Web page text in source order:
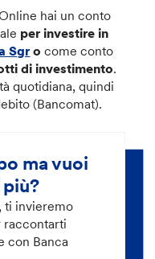
hai un conto
per investire in
Sgr ocome conto
di investimento.
quotidiana, quindi
(Bancomat).
ma vuoi
ti invieremo
con Banca